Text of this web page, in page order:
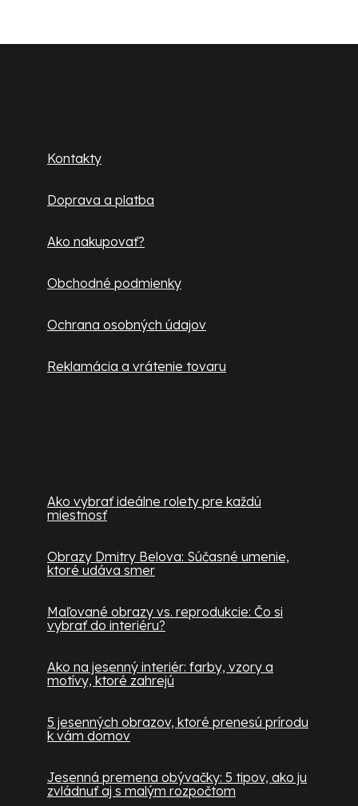
Kontakty
Doprava a platba
Ako nakupovať?
Obchodné podmienky
Ochrana osobných údajov
Reklamácia a vrátenie tovaru
Ako vybrať ideálne rolety pre každú
miestnosť
Obrazy Dmitry Belova: Súčasné umenie,
ktoré udáva smer
Maľované obrazy vs. reprodukcie: Čo si
vybrať do interiéru?
Ako na jesenný interiér: farby, vzory a
motívy, ktoré zahrejú
5 jesenných obrazov, ktoré prenesú prírodu
k vám domov
Jesenná premena obývačky: 5 tipov, ako ju
zvládnuť aj s malým rozpočtom